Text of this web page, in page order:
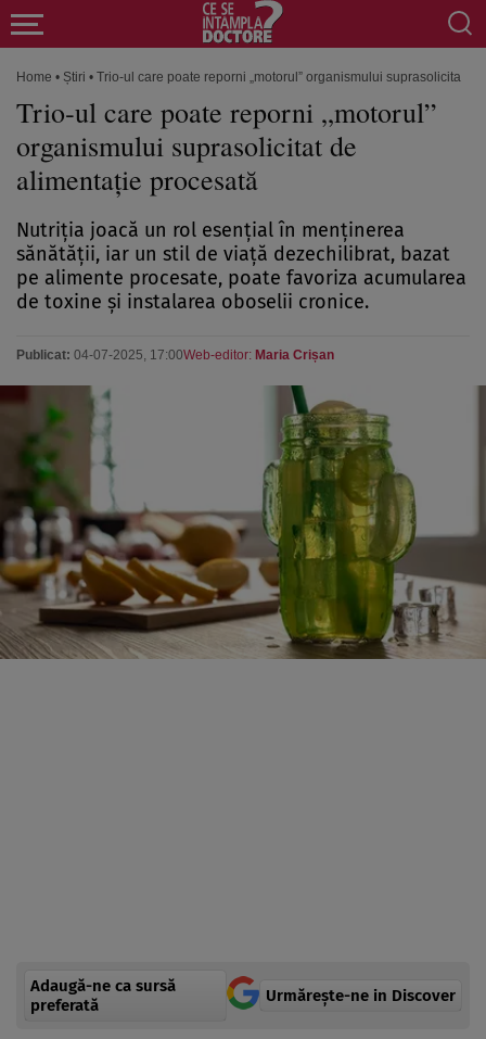
Home • Știri • Trio‑ul care poate reporni „motorul” organismului suprasolicitat
Trio‑ul care poate reporni „motorul”
organismului suprasolicitat de
alimentație procesată
Nutriția joacă un rol esențial în menținerea
sănătății, iar un stil de viață dezechilibrat, bazat
pe alimente procesate, poate favoriza acumularea
de toxine și instalarea oboselii cronice.
Publicat: 04-07-2025, 17:00Web-editor: Maria Crișan
Adaugă-ne ca sursă
preferată
Urmărește-ne in Discover